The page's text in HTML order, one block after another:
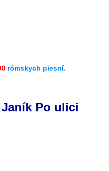
rómskych piesní.
Po ulici